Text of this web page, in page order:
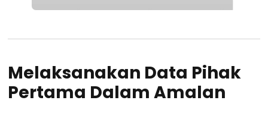
Melaksanakan Data Pihak
Pertama Dalam Amalan